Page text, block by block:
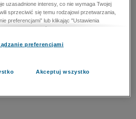
uzasadnione interesy, co nie wymaga Twojej
sprzeciwić się temu rodzajowi przetwarzania,
preferencjami” lub klikając "Ustawienia
możesz sprzeciwić się przetwarzaniu przez
błędów, a w tym celu mogą zostać
w celu dostarczania i prezentacji reklam i
preferencjami
Akceptuj wszystko